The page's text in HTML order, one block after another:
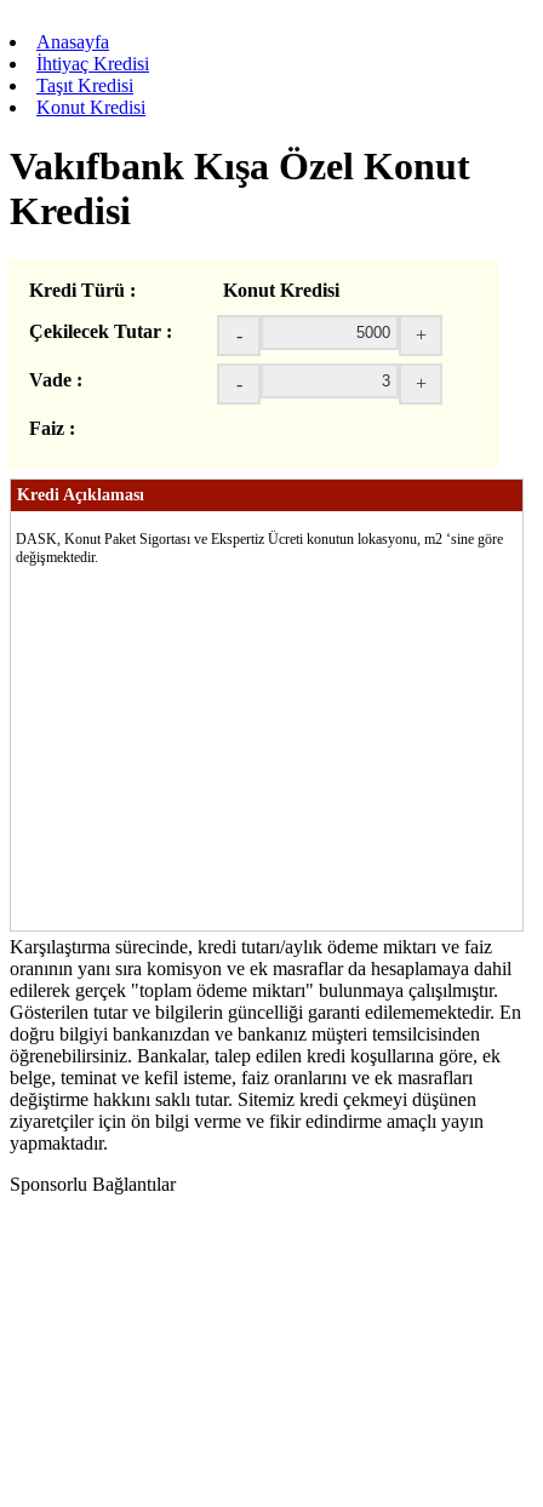
Anasayfa
İhtiyaç Kredisi
Taşıt Kredisi
Konut Kredisi
Vakıfbank Kışa Özel Konut
Kredisi
Kredi Türü :
Konut Kredisi
Çekilecek Tutar :
- +
Vade : - +
Faiz :
Kredi Açıklaması
DASK, Konut Paket Sigortası ve Ekspertiz Ücreti konutun lokasyonu, m2 ‘sine göre
değişmektedir.
Karşılaştırma sürecinde, kredi tutarı/aylık ödeme miktarı ve faiz
oranının yanı sıra komisyon ve ek masraflar da hesaplamaya dahil
edilerek gerçek "toplam ödeme miktarı" bulunmaya çalışılmıştır.
Gösterilen tutar ve bilgilerin güncelliği garanti edilememektedir. En
doğru bilgiyi bankanızdan ve bankanız müşteri temsilcisinden
öğrenebilirsiniz. Bankalar, talep edilen kredi koşullarına göre, ek
belge, teminat ve kefil isteme, faiz oranlarını ve ek masrafları
değiştirme hakkını saklı tutar. Sitemiz kredi çekmeyi düşünen
ziyaretçiler için ön bilgi verme ve fikir edindirme amaçlı yayın
yapmaktadır.
Sponsorlu Bağlantılar